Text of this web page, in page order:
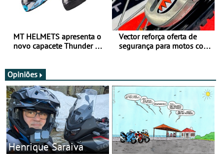
MT HELMETS apresenta o
novo capacete Thunder 4 R
Vector reforça oferta de
segurança para motos com
Opiniões
Henrique Saraiva